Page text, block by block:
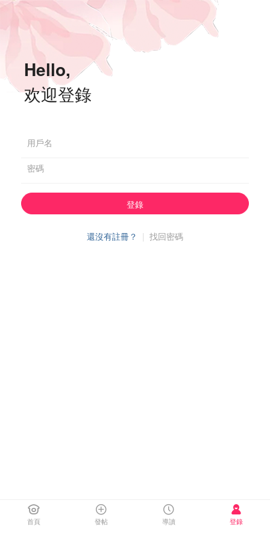
Hello,
欢迎登錄
用戶名
密碼
登錄
還沒有註冊？ | 找回密碼
首頁 發帖 導讀 登錄